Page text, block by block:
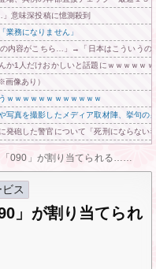
意味深投稿に憶測殺到
業務になりません」
内容がこちら…」→「日本はこういうの
か1人だけおかしいと話題にｗｗｗｗｗ
像あり）
ｗｗｗｗｗｗｗｗｗｗｗｗ
写真を撮影したメディア取材陣、挙句
発砲した警官について「死刑にならない
「090」が割り当てられる……
ス
」が割り当てられ